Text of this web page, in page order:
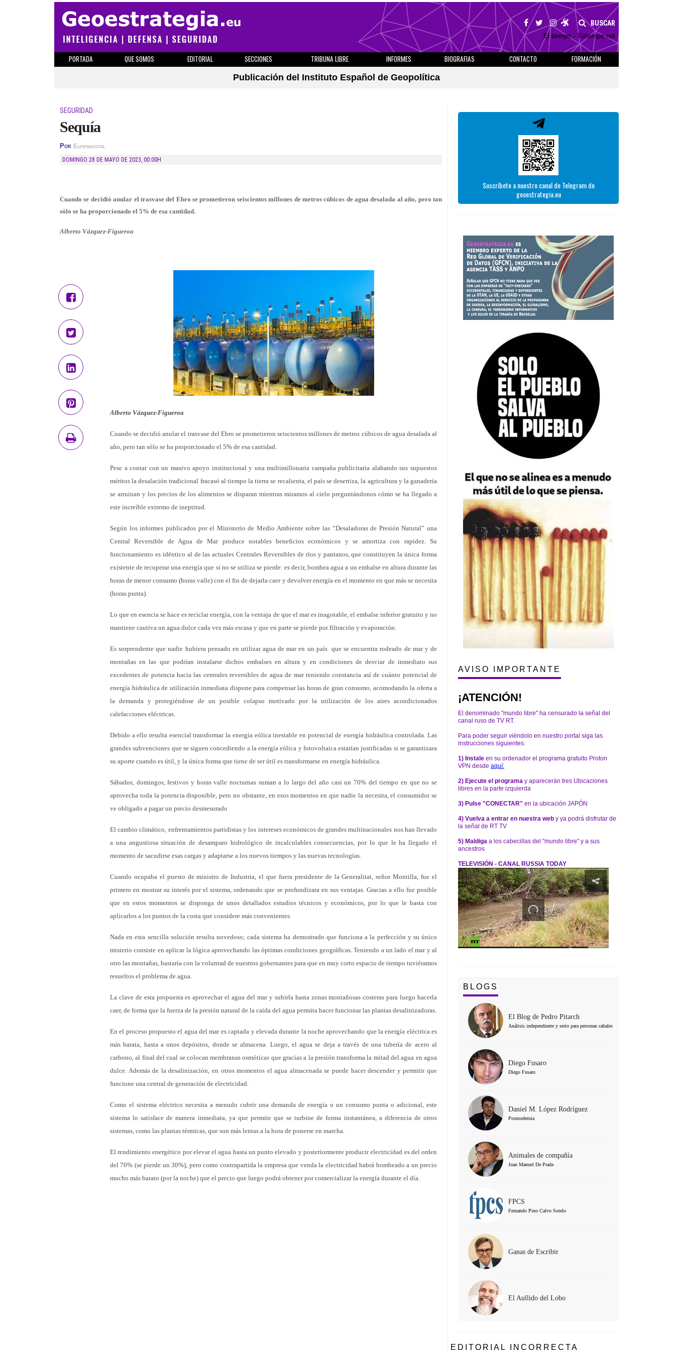
BUSCAR
El tiempo - Tutiempo.net
PORTADA QUE SOMOS EDITORIAL SECCIONES TRIBUNA LIBRE INFORMES BIOGRAFIAS CONTACTO
FORMACIÓN
Publicación del Instituto Español de Geopolítica
SEGURIDAD
Sequía
Por Elespiadigital
DOMINGO 28 DE MAYO DE 2023, 00:00H
Cuando se decidió anular el trasvase del Ebro se prometieron seiscientos millones de metros cúbicos de agua desalada al año, pero tan
sólo se ha proporcionado el 5% de esa cantidad.
Alberto Vázquez-Figueroa
Alberto Vázquez-Figueroa
Cuando se decidió anular el trasvase del Ebro se prometieron seiscientos millones de metros cúbicos de agua desalada al
año, pero tan sólo se ha proporcionado el 5% de esa cantidad.
Pese a contar con un masivo apoyo institucional y una multimillonaria campaña publicitaria alabando sus supuestos
méritos la desalación tradicional fracasó al tiempo la tierra se recalienta, el país se desertiza, la agricultura y la ganadería
se arruinan y los precios de los alimentos se disparan mientras miramos al cielo preguntándonos cómo se ha llegado a
este increíble extremo de ineptitud.
Según los informes publicados por el Ministerio de Medio Ambiente sobre las “Desaladoras de Presión Natural” una
Central Reversible de Agua de Mar produce notables beneficios económicos y se amortiza con rapidez. Su
funcionamiento es idéntico al de las actuales Centrales Reversibles de ríos y pantanos, que constituyen la única forma
existente de recuperar una energía que si no se utiliza se pierde: es decir, bombea agua a un embalse en altura durante las
horas de menor consumo (horas valle) con el fin de dejarla caer y devolver energía en el momento en que más se necesita
(horas punta).
Lo que en esencia se hace es reciclar energía, con la ventaja de que el mar es inagotable, el embalse inferior gratuito y no
mantiene cautiva un agua dulce cada vez más escasa y que en parte se pierde por filtración y evaporación.
Es sorprendente que nadie hubiera pensado en utilizar agua de mar en un país que se encuentra rodeado de mar y de
montañas en las que podrían instalarse dichos embalses en altura y en condiciones de desviar de inmediato sus
excedentes de potencia hacia las centrales reversibles de agua de mar teniendo constancia así de cuánto potencial de
energía hidráulica de utilización inmediata dispone para compensar las horas de gran consumo, acomodando la oferta a
la demanda y protegiéndose de un posible colapso motivado por la utilización de los aires acondicionados
calefacciones eléctricas.
Debido a ello resulta esencial transformar la energía eólica inestable en potencial de energía hidráulica controlada. Las
grandes subvenciones que se siguen concediendo a la energía eólica y fotovoltaica estarían justificadas si se garantizara
su aporte cuando es útil, y la única forma que tiene de ser útil es transformarse en energía hidráulica.
Sábados, domingos, festivos y horas valle nocturnas suman a lo largo del año casi un 70% del tiempo en que no se
aprovecha toda la potencia disponible, pero no obstante, en esos momentos en que nadie la necesita, el consumidor se
ve obligado a pagar un precio desmesurado
El cambio climático, enfrentamientos partidistas y los intereses económicos de grandes multinacionales nos han llevado
a una angustiosa situación de desamparo hidrológico de incalculables consecuencias, por lo que le ha llegado el
momento de sacudirse esas cargas y adaptarse a los nuevos tiempos y las nuevas tecnologías.
Cuando ocupaba el puesto de ministro de Industria, el que fuera presidente de la Generalitat, señor Montilla, fue el
primero en mostrar su interés por el sistema, ordenando que se profundizara en sus ventajas. Gracias a ello fue posible
que en estos momentos se disponga de unos detallados estudios técnicos y económicos, por lo que le basta con
aplicarlos a los puntos de la costa que considere más convenientes.
Nada en esta sencilla solución resulta novedoso; cada sistema ha demostrado que funciona a la perfección y su único
misterio consiste en aplicar la lógica aprovechando las óptimas condiciones geográficas. Teniendo a un lado el mar y al
otro las montañas, bastaría con la voluntad de nuestros gobernantes para que en muy corto espacio de tiempo tuviéramos
resueltos el problema de agua.
La clave de esta propuesta es aprovechar el agua del mar y subirla hasta zonas montañosas costeras para luego hacerla
caer, de forma que la fuerza de la presión natural de la caída del agua permita hacer funcionar las plantas desalinizadoras.
En el proceso propuesto el agua del mar es captada y elevada durante la noche aprovechando que la energía eléctrica es
más barata, hasta a unos depósitos, donde se almacena. Luego, el agua se deja a través de una tubería de acero al
carbono, al final del cual se colocan membranas osmóticas que gracias a la presión transforma la mitad del agua en agua
dulce. Además de la desalinización, en otros momentos el agua almacenada se puede hacer descender y permitir que
funcione una central de generación de electricidad.
Como el sistema eléctrico necesita a menudo cubrir una demanda de energía o un consumo punta o adicional, este
sistema lo satisface de manera inmediata, ya que permite que se turbine de forma instantánea, a diferencia de otros
sistemas, como las plantas térmicas, que son más lentas a la hora de ponerse en marcha.
El rendimiento energético por elevar el agua hasta un punto elevado y posteriormente producir electricidad es del orden
del 70% (se pierde un 30%), pero como contrapartida la empresa que venda la electricidad habrá bombeado a un precio
mucho más barato (por la noche) que el precio que luego podrá obtener por comercializar la energía durante el día.
Suscríbete a nuestro canal de Telegram de
geoestrategia.eu
AVISO IMPORTANTE
¡ATENCIÓN!
El denominado "mundo libre" ha censurado la señal del
canal ruso de TV RT.
Para poder seguir viéndolo en nuestro portal siga las
instrucciones siguientes:
1) Instale en su ordenador el programa gratuito Proton
VPN desde aquí:
2) Ejecute el programa y aparecerán tres Ubicaciones
libres en la parte izquierda
3) Pulse "CONECTAR" en la ubicación JAPÓN
4) Vuelva a entrar en nuestra web y ya podrá disfrutar de
la señal de RT TV
5) Maldiga a los cabecillas del "mundo libre" y a sus
ancestros
TELEVISIÓN - CANAL RUSSIA TODAY
BLOGS
El Blog de Pedro Pitarch
Análisis independiente y serio para personas cabales
Diego Fusaro
Diego Fusaro
Daniel M. López Rodríguez
Posmodernia
Animales de compañía
Juan Manuel De Prada
FPCS
Fernando Pino Calvo Sotelo
Ganas de Escribir
El Aullido del Lobo
EDITORIAL INCORRECTA